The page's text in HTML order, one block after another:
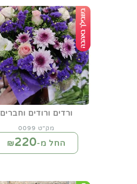
ורדים ורודים וחברים
מק"ט 0099
החל מ-₪220